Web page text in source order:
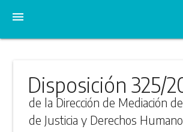
menu
Disposición 325/
de la Dirección de Mediación
de Justicia y Derechos